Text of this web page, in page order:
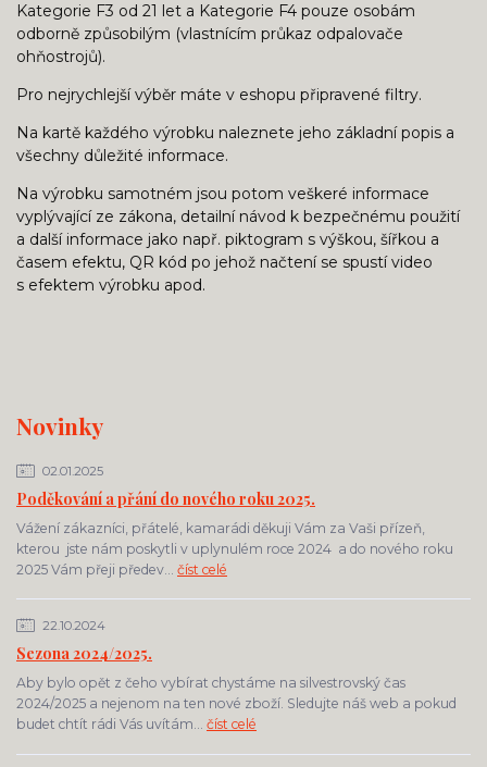
Novinky
02.01.2025
Poděkování a přání do nového roku 2025.
Vážení zákazníci, přátelé, kamarádi děkuji Vám za Vaši přízeň,
kterou jste nám poskytli v uplynulém roce 2024 a do nového roku
2025 Vám přeji předev... číst celé
22.10.2024
Sezona 2024/2025.
Aby bylo opět z čeho vybírat chystáme na silvestrovský čas
2024/2025 a nejenom na ten nové zboží. Sledujte náš web a pokud
budet chtít rádi Vás uvítám... číst celé
Kategorie F3 od 21 let a Kategorie F4 pouze osobám
odborně způsobilým (vlastnícím průkaz odpalovače
ohňostrojů).
Pro nejrychlejší výběr máte v eshopu připravené filtry.
Na kartě každého výrobku naleznete jeho základní popis a
všechny důležité informace.
Na výrobku samotném jsou potom veškeré informace
vyplývající ze zákona, detailní návod k bezpečnému použití
a další informace jako např. piktogram s výškou, šířkou a
časem efektu, QR kód po jehož načtení se spustí video
s efektem výrobku apod.